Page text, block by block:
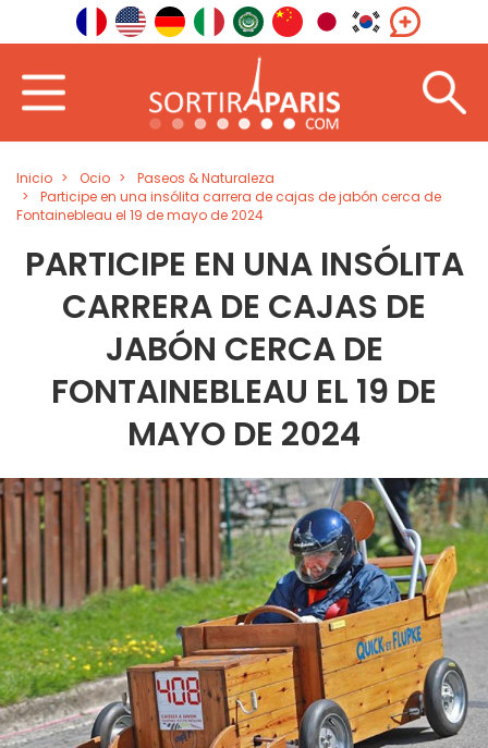
Inicio Ocio
Paseos & Naturaleza
Participe en una insólita carrera de cajas de jabón cerca de
Fontainebleau el 19 de mayo de 2024
PARTICIPE EN UNA INSÓLITA
CARRERA DE CAJAS DE
JABÓN CERCA DE
FONTAINEBLEAU EL 19 DE
MAYO DE 2024